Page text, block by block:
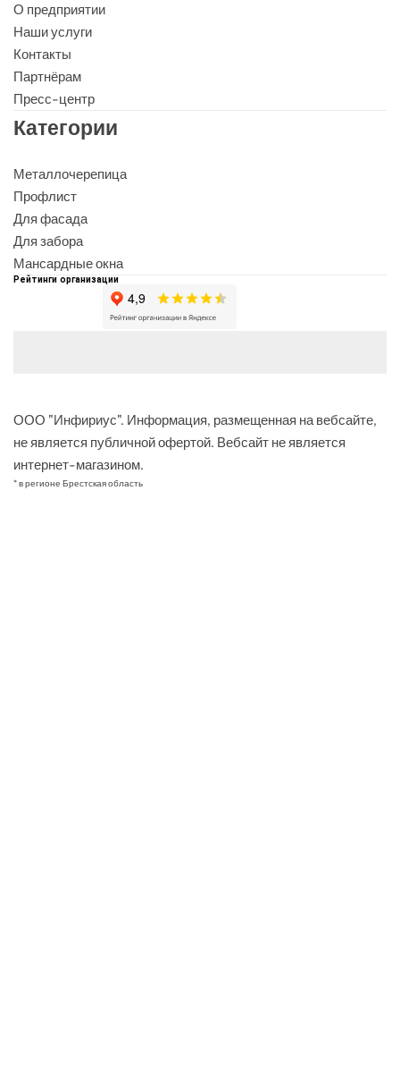
О предприятии
Наши услуги
Контакты
Партнёрам
Пресс-центр
Категории
Металлочерепица
Профлист
Для фасада
Для забора
Мансардные окна
Рейтинги организации
ООО "Инфириус". Информация, размещенная на вебсайте,
не является публичной офертой. Вебсайт не является
интернет-магазином.
* в регионе Брестская область